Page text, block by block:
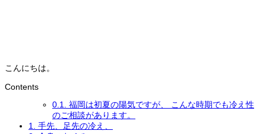
こんにちは。
Contents
0.1.
福岡は初夏の陽気ですが、 こんな時期でも冷え性
のご相談があります。
1.
手先、足先の冷え、